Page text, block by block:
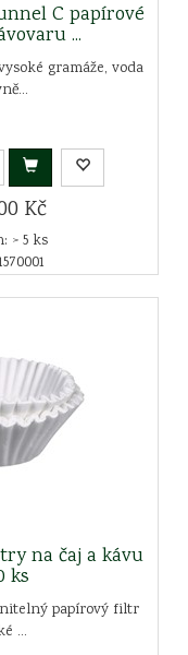
C papírové
...
gramáže, voda
Kč
> 5 ks
na čaj a kávu
ks
papírový filtr
...